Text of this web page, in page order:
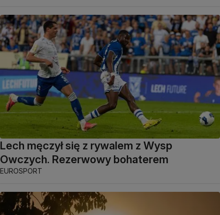
Lech męczył się z rywalem z Wysp
Owczych. Rezerwowy bohaterem
EUROSPORT